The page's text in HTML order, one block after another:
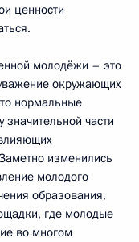
ценности
молодёжи – это
окружающих
нормальные
части
изменились
молодого
образования,
где молодые
во многом